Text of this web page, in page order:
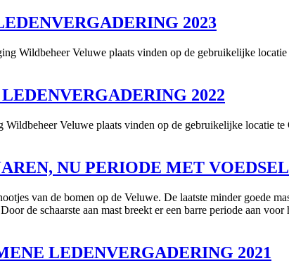
2023
Wildbeheer Veluwe plaats vinden op de gebruikelijke
2022
Veluwe plaats vinden op de gebruikelijke locatie
NU PERIODE MET
van de bomen op de Veluwe. De laatste minder goede
de schaarste aan mast breekt er een barre periode aan
LEDENVERGADERING 2021